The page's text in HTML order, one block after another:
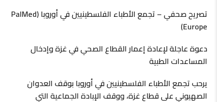
تصريح صحفي – تجمع الأطباء الفلسطينيين في أوروبا (PalMed
Europe)
دعوة عاجلة لإعادة إعمار القطاع الصحي في غزة وإدخال
المساعدات الطبية
يرحب تجمع الأطباء الفلسطينيين في أوروبا بوقف العدوان
الصهيوني على قطاع غزة، ووقف الإبادة الجماعية التي